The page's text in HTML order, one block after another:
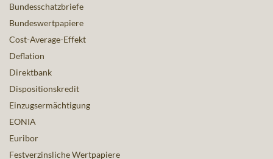
Bundesschatzbriefe
Bundeswertpapiere
Cost-Average-Effekt
Deflation
Direktbank
Dispositionskredit
Einzugsermächtigung
EONIA
Euribor
Festverzinsliche Wertpapiere